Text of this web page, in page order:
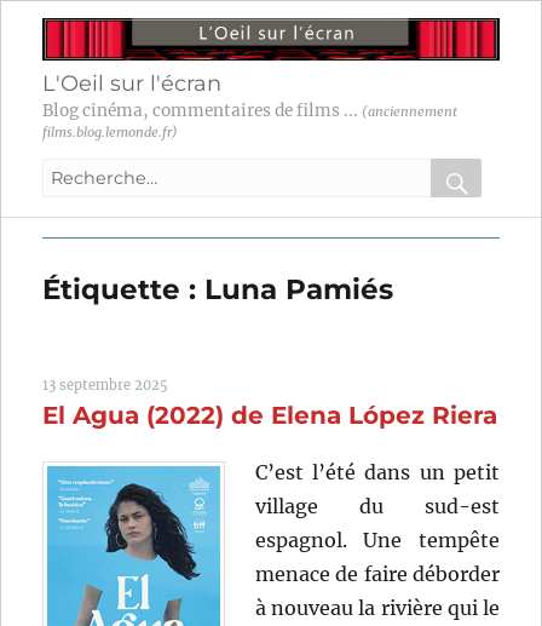
L'Oeil sur l'écran
Blog cinéma, commentaires de films ... (anciennement
films.blog.lemonde.fr)
Recherche
:
OK
Étiquette : Luna Pamiés
13 septembre 2025
El Agua (2022) de Elena López Riera
C’est l’été dans un petit
village du sud-est
espagnol. Une tempête
menace de faire déborder
à nouveau la rivière qui le